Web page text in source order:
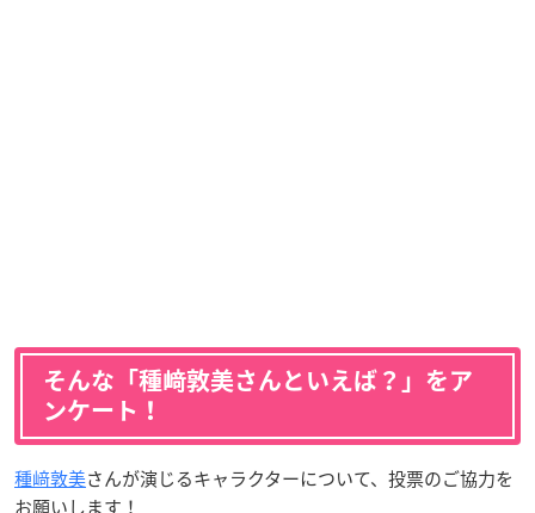
そんな「種﨑敦美さんといえば？」をア
ンケート！
種﨑敦美さんが演じるキャラクターについて、投票のご協力を
お願いします！